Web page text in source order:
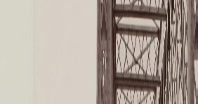
Лекторий
Лекции
Абонементы
Доступный музей
Программы и